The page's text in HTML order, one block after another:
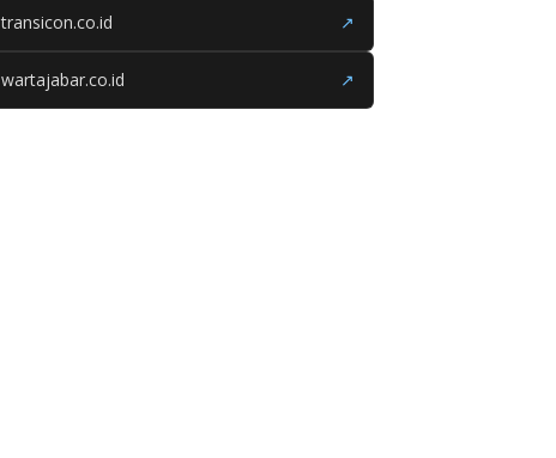
transicon.co.id ↗
wartajabar.co.id ↗